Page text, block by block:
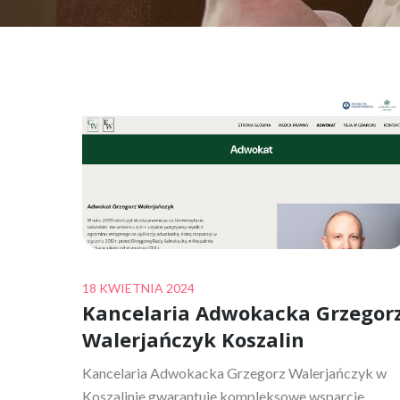
Posted
on
18 KWIETNIA 2024
Kancelaria Adwokacka
Walerjańczyk Koszalin
Kancelaria Adwokacka Grzegorz Walerjańczyk w
Koszalinie gwarantuje kompleksowe wsparcie